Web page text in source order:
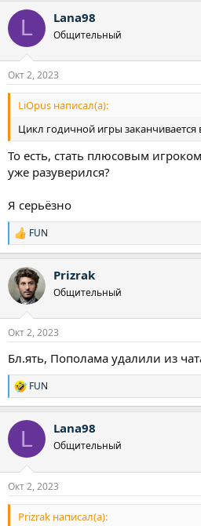
к
и
L Lana98
Общительный
Окт 2, 2023
LiOpus написал(а):
Цикл годичной игры заканчивается
То есть, стать плюсовым
уже разуверился?
Я серьёзно
Р
е
к
ц
и
FUN
Prizrak
Общительный
Окт 2, 2023
Бл.ять, Пополама удалили из
Р
е
к
и
FUN
L Lana98
Общительный
Окт 2, 2023
Prizrak написал(а):